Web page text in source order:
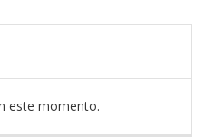
este momento.